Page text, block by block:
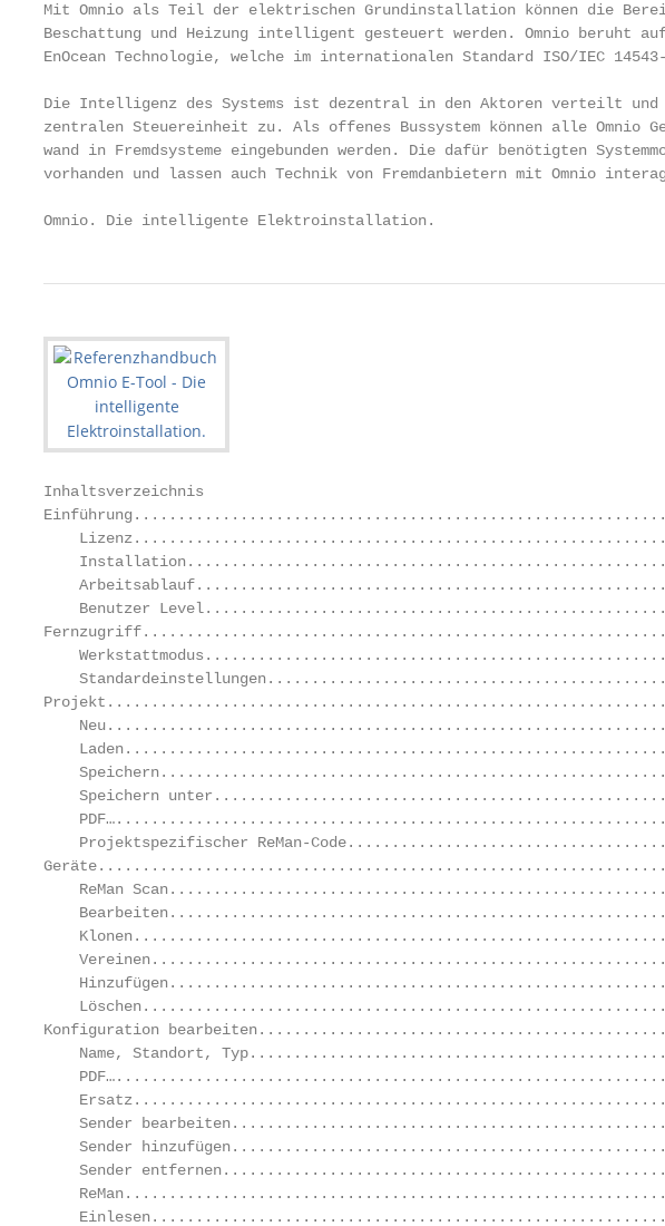
Mit Omnio als Teil der elektrischen Grundinstallation können die
Beschattung und Heizung intelligent gesteuert werden. Omnio beruht
EnOcean Technologie, welche im internationalen Standard ISO/IEC
Die Intelligenz des Systems ist dezentral in den Aktoren verteilt
zentralen Steuereinheit zu. Als offenes Bussystem können alle Omnio
wand in Fremdsysteme eingebunden werden. Die dafür benötigten
vorhanden und lassen auch Technik von Fremdanbietern mit Omnio
Omnio. Die intelligente Elektroinstallation.
Inhaltsverzeichnis
Benutzer
Speichern
Projektspezifischer ReMan-
ReMan
Konfiguration
Name, Standort,
Sender
Sender
Sender